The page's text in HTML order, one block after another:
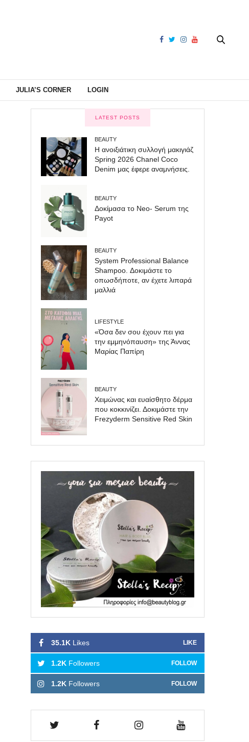
JULIA’S CORNER LOGIN
LATEST POSTS
BEAUTY
Η ανοιξιάτικη συλλογή μακιγιάζ
Spring 2026 Chanel Coco
Denim μας έφερε αναμνήσεις.
BEAUTY
Δοκίμασα το Neo- Serum της
Payot
BEAUTY
System Professional Balance
Shampoo. Δοκιμάστε το
οπωσδήποτε, αν έχετε λιπαρά
μαλλιά
LIFESTYLE
«Όσα δεν σου έχουν πει για
την εμμηνόπαυση» της Άννας
Μαρίας Παπίρη
BEAUTY
Χειμώνας και ευαίσθητο δέρμα
που κοκκινίζει. Δοκιμάστε την
Frezyderm Sensitive Red Skin
35.1K Likes LIKE
1.2K Followers FOLLOW
1.2K Followers FOLLOW